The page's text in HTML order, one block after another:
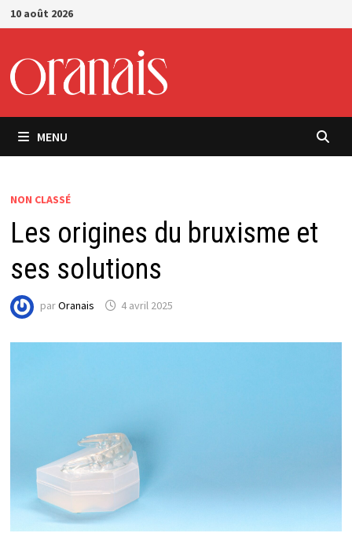
Passer
au
10 août 2026
MENU
NON CLASSÉ
Les origines du bruxisme et
ses solutions
parOranais 4 avril 2025